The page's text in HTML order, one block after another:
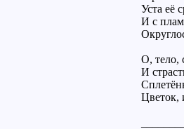
Уста её
И с
О, тело,
И
Цветок,